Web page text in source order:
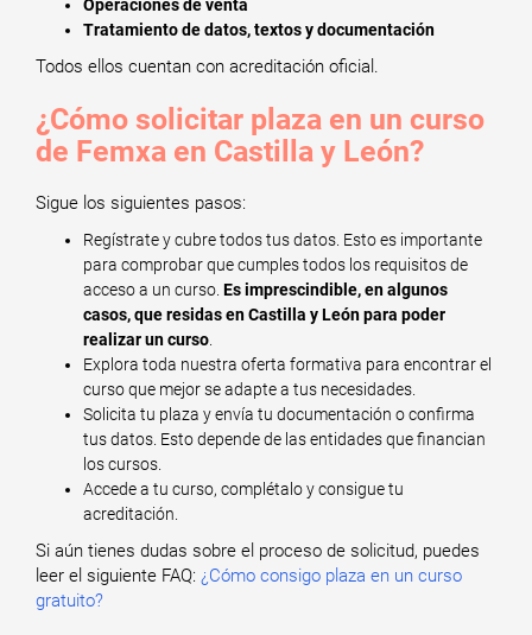
Operaciones de venta
Tratamiento de datos, textos y documentación
Todos ellos cuentan con acreditación oficial.
¿Cómo solicitar plaza en un curso
de Femxa en Castilla y León?
Sigue los siguientes pasos:
Regístrate y cubre todos tus datos. Esto es importante
para comprobar que cumples todos los requisitos de
acceso a un curso. Es imprescindible, en algunos
casos, que residas en Castilla y León para poder
realizar un curso
Explora toda nuestra oferta formativa para encontrar el
curso que mejor se adapte a tus necesidades.
Solicita tu plaza y envía tu documentación o confirma
tus datos. Esto depende de las entidades que financian
los cursos.
Accede a tu curso, complétalo y consigue tu
acreditación.
Si aún tienes dudas sobre el proceso de solicitud, puedes
leer el siguiente FAQ: ¿Cómo consigo plaza en un curso
gratuito?